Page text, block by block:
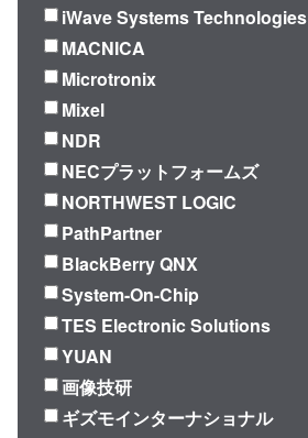
iWave Systems Technologies
MACNICA
Microtronix
Mixel
NDR
NECプラットフォームズ
NORTHWEST LOGIC
PathPartner
BlackBerry QNX
System-On-Chip
TES Electronic Solutions
YUAN
画像技研
ギズモインターナショナル